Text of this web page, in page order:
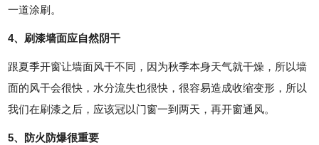
一道涂刷。
4、刷漆墙面应自然阴干
跟夏季开窗让墙面风干不同，因为秋季本身天气就干燥，所以墙
面的风干会很快，水分流失也很快，很容易造成收缩变形，所以
我们在刷漆之后，应该冠以门窗一到两天，再开窗通风。
5、防火防爆很重要